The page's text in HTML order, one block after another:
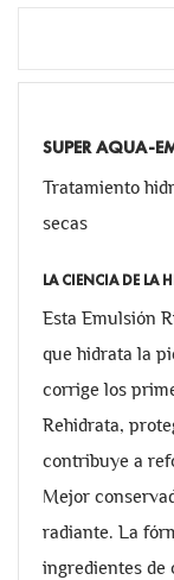
SUPER AQUA-
Tratamiento
secas
LA CIENCIA DE LA
Esta Emulsión
que hidrata la
corrige los
Rehidrata,
contribuye a
Mejor
radiante. La
ingredientes de